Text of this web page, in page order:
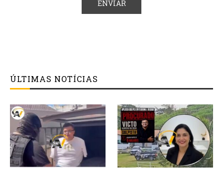
ÚLTIMAS NOTÍCIAS